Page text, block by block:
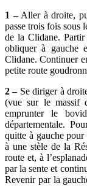
1 –Aller à droite,
passe trois fois sous
de la Clidane.
obliquer à gauche
Clidane. Continuer
petite route
2 –Se diriger à
(vue sur le massif
emprunter le
départementale.
quitte à gauche
à une stèle de la
route et, à
par la sente et
Revenir par la